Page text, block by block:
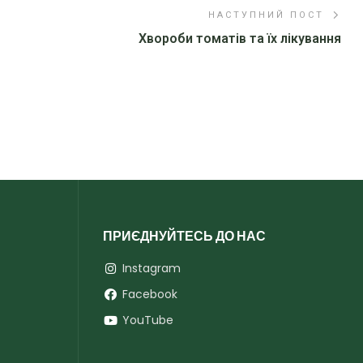
НАСТУПНИЙ ПОСТ
Хвороби томатів та їх лікування
ПРИЄДНУЙТЕСЬ ДО НАС
Instagram
Facebook
YouTube